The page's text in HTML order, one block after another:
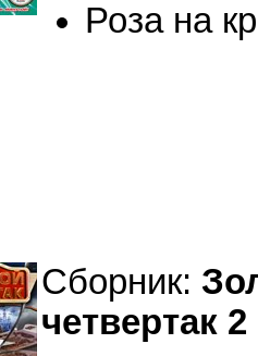
Роза на
Сборник:
четвертак 2